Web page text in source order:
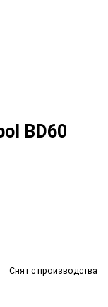
BD60
Снят с производства